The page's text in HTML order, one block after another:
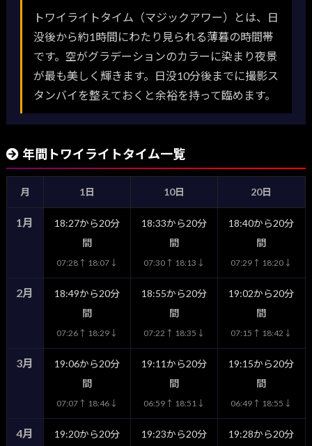
トワイライトタイム（マジックアワー）とは、日
没後から約1時間にわたり見られる薄暮の時間帯
です。空がグラデーションのカラーに染まり夜景
が最も美しく輝きます。日没10分後までに撮影ス
タンバイを整えておくと余裕を持って臨めます。
年間トワイライトタイム一覧
月 1日 10日 20日
1月
18:27から20分
間
07:28↑ 18:07↓
18:33から20分
間
07:30↑ 18:13↓
18:40から20分
間
07:29↑ 18:20↓
2月
18:49から20分
間
07:26↑ 18:29↓
18:55から20分
間
07:22↑ 18:35↓
19:02から20分
間
07:15↑ 18:42↓
3月
19:06から20分
間
07:07↑ 18:46↓
19:11から20分
間
06:59↑ 18:51↓
19:15から20分
間
06:49↑ 18:55↓
4月
19:20から20分
19:23から20分
19:28から20分